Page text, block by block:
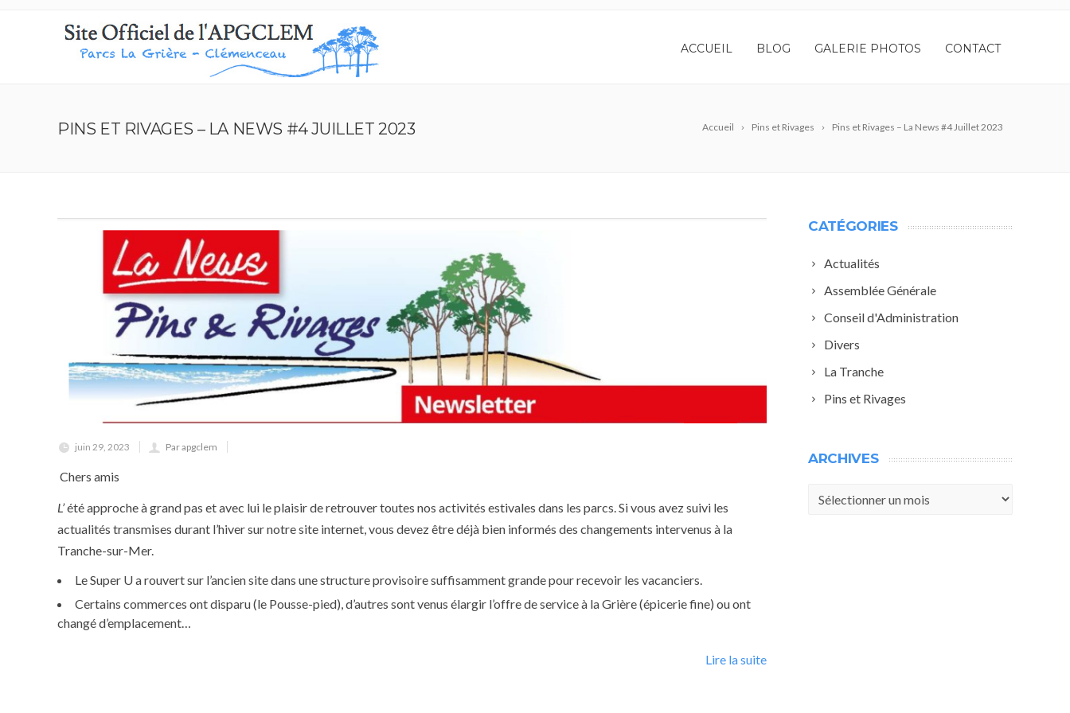
ACCUEIL BLOG GALERIE PHOTOS CONTACT
Accueil Pins et Rivages Pins et Rivages – La News #4 Juillet 2023
PINS ET RIVAGES – LA NEWS #4 JUILLET 2023
juin 29, 2023 Par apgclem
Chers amis
L’été approche à grand pas et avec lui le plaisir de retrouver toutes nos activités estivales dans les parcs. Si vous avez suivi les
actualités transmises durant l’hiver sur notre site internet, vous devez être déjà bien informés des changements intervenus à la
Tranche-sur-Mer.
Le Super U a rouvert sur l’ancien site dans une structure provisoire suffisamment grande pour recevoir les vacanciers.
Certains commerces ont disparu (le Pousse-pied), d’autres sont venus élargir l’offre de service à la Grière (épicerie fine) ou ont
changé d’emplacement…
Lire la suite
CATÉGORIES
Actualités
Assemblée Générale
Conseil d'Administration
Divers
La Tranche
Pins et Rivages
ARCHIVES
Archives